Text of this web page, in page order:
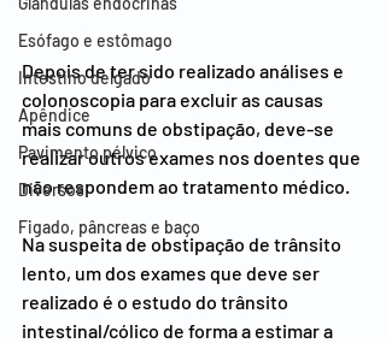
Esófago e estômago
Intestino delgado
Apêndice
Pavimento pélvico
Diversos
Figado, pâncreas e baço
Depois de ter sido realizado análises e
colonoscopia para excluir as causas
mais comuns de obstipação, deve-se
realizar outros exames nos doentes que
não respondem ao tratamento médico.
Na suspeita de obstipação de trânsito
lento, um dos exames que deve ser
realizado é o estudo do trânsito
intestinal/cólico de forma a estimar a